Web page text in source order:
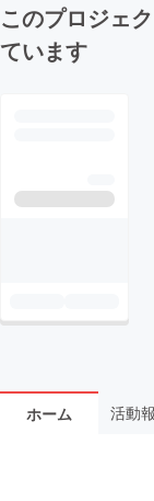
このプロジェ
ています
ホーム 活動